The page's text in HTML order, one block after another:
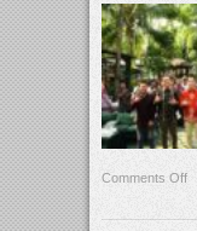
Comments Off